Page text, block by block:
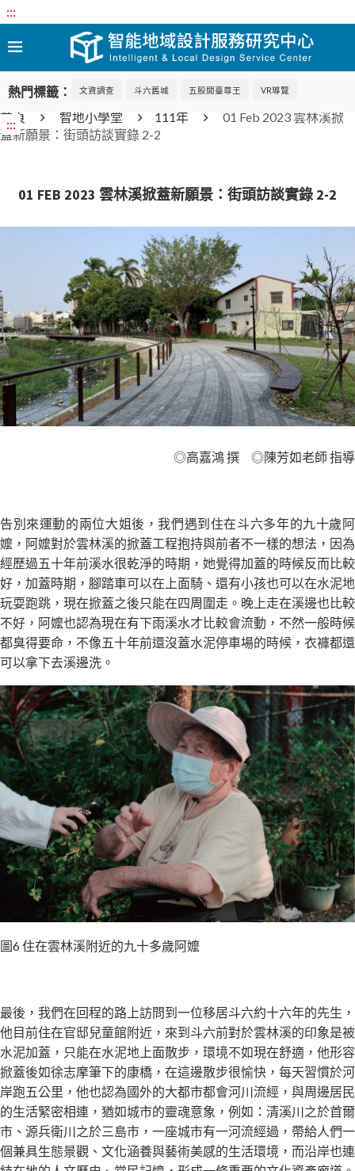
:::
熱門標籤： 文資調查 斗六舊城 五股開臺尊王 VR導覽
:::
首頁 智地小學堂 111年
01 Feb 2023 雲林溪掀
蓋新願景：街頭訪談實錄 2-2
01 FEB 2023 雲林溪掀蓋新願景：街頭訪談實錄 2-2
◎高嘉鴻 撰 ◎陳芳如老師 指導
告別來運動的兩位大姐後，我們遇到住在斗六多年的九十歲阿
嬤，阿嬤對於雲林溪的掀蓋工程抱持與前者不一樣的想法，因為
經歷過五十年前溪水很乾淨的時期，她覺得加蓋的時候反而比較
好，加蓋時期，腳踏車可以在上面騎、還有小孩也可以在水泥地
玩耍跑跳，現在掀蓋之後只能在四周圍走。晚上走在溪邊也比較
不好，阿嬤也認為現在有下雨溪水才比較會流動，不然一般時候
都臭得要命，不像五十年前還沒蓋水泥停車場的時候，衣褲都還
可以拿下去溪邊洗。
圖6 住在雲林溪附近的九十多歲阿嬤
最後，我們在回程的路上訪問到一位移居斗六約十六年的先生，
他目前住在官邸兒童館附近，來到斗六前對於雲林溪的印象是被
水泥加蓋，只能在水泥地上面散步，環境不如現在舒適，他形容
掀蓋後如徐志摩筆下的康橋，在這邊散步很愉快，每天習慣於河
岸跑五公里，他也認為國外的大都市都會河川流經，與周邊居民
的生活緊密相連，猶如城市的靈魂意象，例如：清溪川之於首爾
市、源兵衛川之於三島市，一座城市有一河流經過，帶給人們一
個兼具生態景觀、文化涵養與藝術美感的生活環境，而沿岸也連